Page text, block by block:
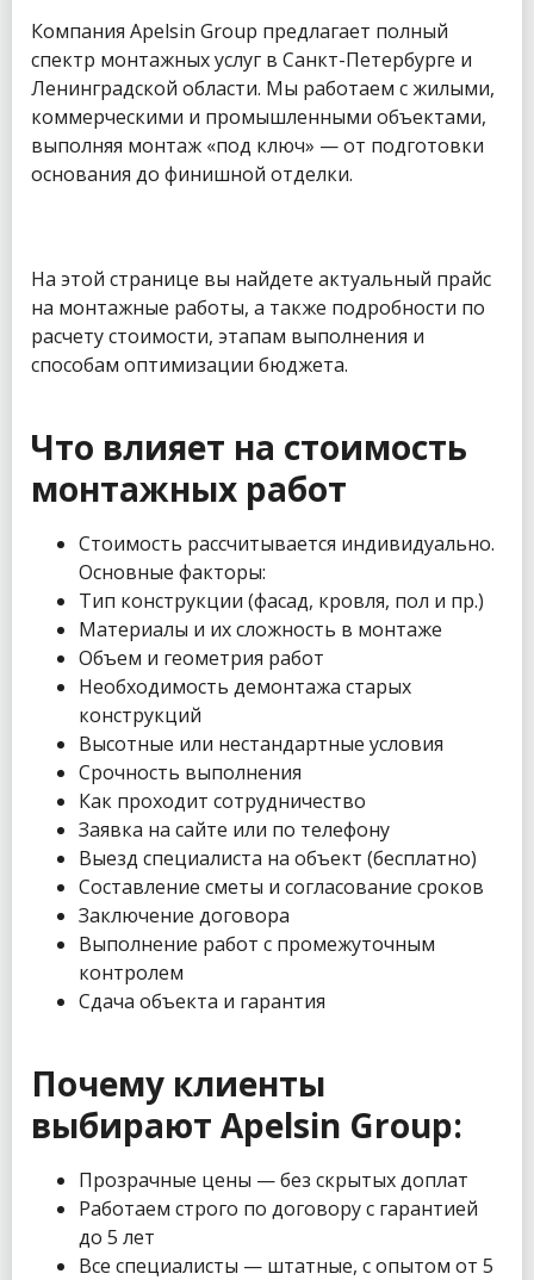
Компания Apelsin Group предлагает полный
спектр монтажных услуг в Санкт-Петербурге и
Ленинградской области. Мы работаем с жилыми,
коммерческими и промышленными объектами,
выполняя монтаж «под ключ» — от подготовки
основания до финишной отделки.
На этой странице вы найдете актуальный прайс
на монтажные работы, а также подробности по
расчету стоимости, этапам выполнения и
способам оптимизации бюджета.
Что влияет на стоимость
монтажных работ
Стоимость рассчитывается индивидуально.
Основные факторы:
Тип конструкции (фасад, кровля, пол и пр.)
Материалы и их сложность в монтаже
Объем и геометрия работ
Необходимость демонтажа старых
конструкций
Высотные или нестандартные условия
Срочность выполнения
Как проходит сотрудничество
Заявка на сайте или по телефону
Выезд специалиста на объект (бесплатно)
Составление сметы и согласование сроков
Заключение договора
Выполнение работ с промежуточным
контролем
Сдача объекта и гарантия
Почему клиенты
выбирают Apelsin Group:
Прозрачные цены — без скрытых доплат
Работаем строго по договору с гарантией
до 5 лет
Все специалисты — штатные, с опытом от 5